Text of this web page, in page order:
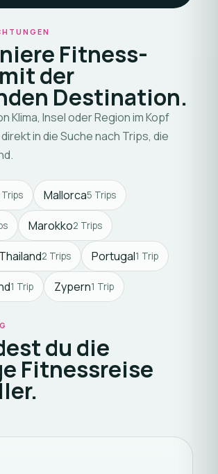
Fitness-
der
Destination.
Klima, Insel oder Region im Kopf
in die Suche nach Trips, die
Trips Mallorca5 Trips
Marokko2 Trips
2 Trips Portugal1 Trip
1 Trip Zypern1 Trip
du die
Fitnessreise